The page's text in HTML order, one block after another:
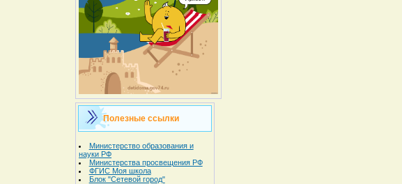
Полезные ссылки
Министерство образования и
науки РФ
Министерства просвещения РФ
ФГИС Моя школа
Блок "Сетевой город"